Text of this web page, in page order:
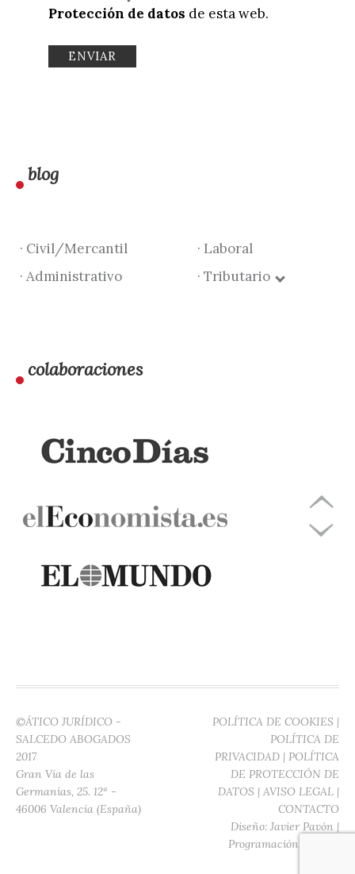
Protección de datos de esta web.
blog
· Civil/Mercantil
· Laboral
· Administrativo
· Tributario
colaboraciones
©ÁTICO JURÍDICO -
SALCEDO ABOGADOS
2017
Gran Vía de las
Germanías, 25. 12ª -
46006 Valencia (España)
POLÍTICA DE COOKIES |
POLÍTICA DE
PRIVACIDAD | POLÍTICA
DE PROTECCIÓN DE
DATOS | AVISO LEGAL |
CONTACTO
Diseño: Javier Pavón |
Programación: